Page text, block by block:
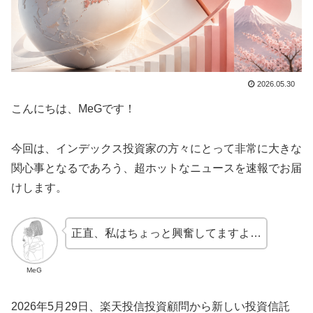
2026.05.30
こんにちは、MeGです！
今回は、インデックス投資家の方々にとって非常に大きな
関心事となるであろう、超ホットなニュースを速報でお届
けします。
MeG
正直、私はちょっと興奮してますよ…
2026年5月29日、楽天投信投資顧問から新しい投資信託